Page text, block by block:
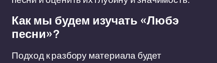
Как мы будем изучать «Любэ
песни»?
Подход к разбору материала будет